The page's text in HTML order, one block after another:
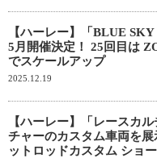
【ハーレー】「BLUE SKY
5月開催決定！ 25回目は
でスケールアップ
2025.12.19
【ハーレー】「レースカ
チャーのカスタム車両を
ットロッドカスタム ショ